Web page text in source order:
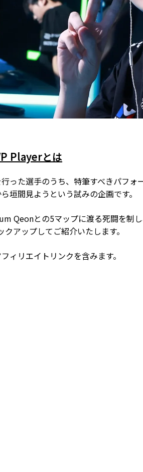
Playerとは
った選手のうち、特筆すべきパフ
垣間見ようという試みの企画です。
Qeonとの5マップに渡る死闘を制
クアップしてご紹介いたします。
ィリエイトリンクを含みます。